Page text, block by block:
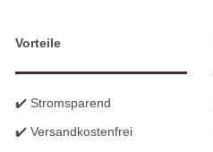
Vorteile
✔️ Stromsparend
✔️ Versandkostenfrei